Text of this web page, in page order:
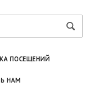
ПОСЕЩЕНИЙ
НАМ